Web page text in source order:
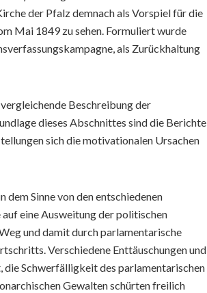
der Pfalz demnach als Vorspiel für die
Mai 1849 zu sehen. Formuliert wurde
als Zurückhaltung
Beschreibung der
dieses Abschnittes sind die Berichte
sich die motivationalen Ursachen
Sinne von den entschiedenen
eine Ausweitung der politischen
und damit durch parlamentarische
Verschiedene Enttäuschungen und
die Schwerfälligkeit des parlamentarischen
Gewalten schürten freilich